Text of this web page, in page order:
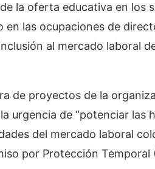
la oferta educativa en los
en las ocupaciones de
al mercado laboral
de proyectos de la
urgencia de “potenciar las
del mercado laboral
por Protección Temporal